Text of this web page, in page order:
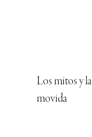
Los mitos y la
movida